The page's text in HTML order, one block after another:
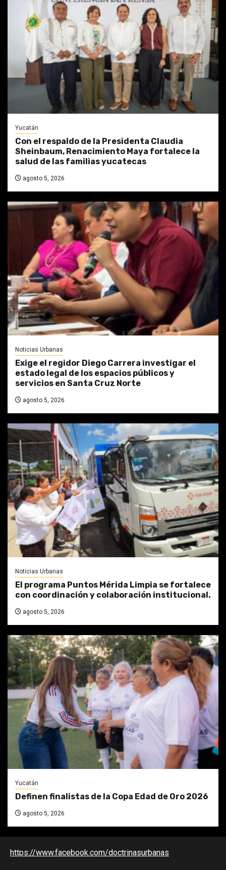
Yucatán
Con el respaldo de la Presidenta Claudia
Sheinbaum, Renacimiento Maya fortalece la
salud de las familias yucatecas
agosto 5, 2026
Noticias Urbanas
Exige el regidor Diego Carrera investigar el
estado legal de los espacios públicos y
servicios en Santa Cruz Norte
agosto 5, 2026
Noticias Urbanas
El programa Puntos Mérida Limpia se fortalece
con coordinación y colaboración institucional.
agosto 5, 2026
Yucatán
Definen finalistas de la Copa Edad de Oro 2026
agosto 5, 2026
https://www.facebook.com/doctrinasurbanas